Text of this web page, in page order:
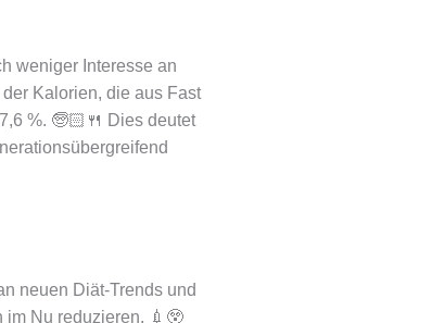
weniger Interesse an
Kalorien, die aus Fast
%. 🧓🏻🍴 Dies deutet
neuen Diät-Trends und
im Nu reduzieren. 💉😲